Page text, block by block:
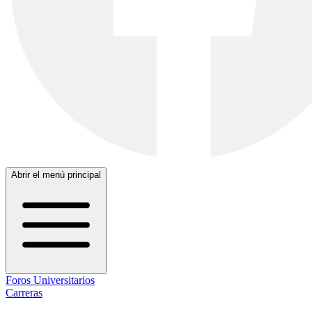
Abrir el menú principal
Foros Universitarios
Carreras